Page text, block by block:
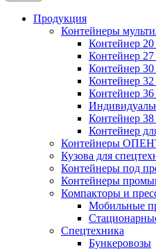
Продукция
Контейнеры
Контейнер
Контейнер
Контейнер
Контейнер
Контейнер
Контейнер
Контейнер
Контейнеры
Кузова для
Контейнеры под
Контейнеры
Компакторы и
Мобильные
Спецтехника
Бункеровозы